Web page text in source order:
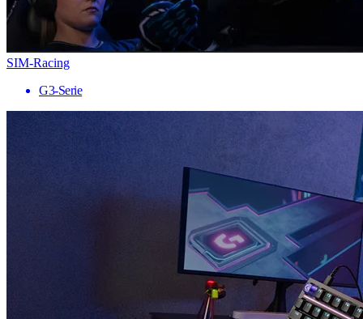
SIM-Racing
G3-Serie